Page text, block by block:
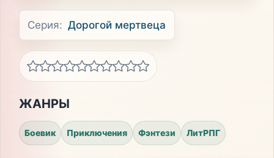
Серия: Дорогой мертвеца
ЖАНРЫ
Боевик Приключения Фэнтези ЛитРПГ